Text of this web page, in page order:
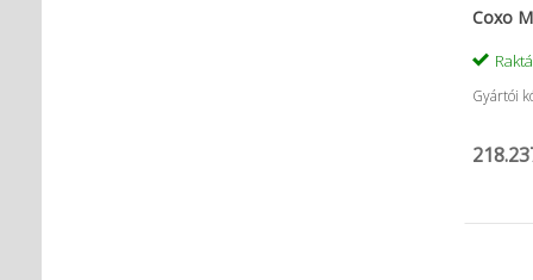
Coxo
Gyártói